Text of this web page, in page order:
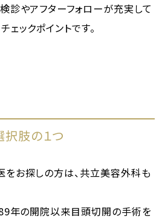
診やアフターフォローが充実して
ックポイントです。
肢の１つ
お探しの方は、共立美容外科も
年の開院以来目頭切開の手術を